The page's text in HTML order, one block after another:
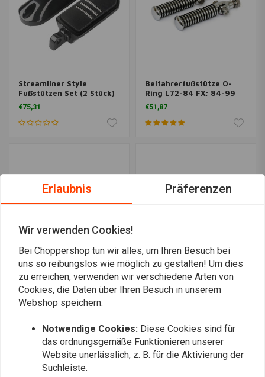
Streamliner Style
Fußstützen Set (2 Stück)
für Harley
€75,31
Beifahrerfußstütze O-
Ring L72-84 FX; 84-99
FXST; 57-80 XL; 82-94
FXR
€51,87
MCS
Beifahrerhalterung
Harley Dyna 06-17.
KÜRYAKYN
Dillinger Fußrasten Satin
Erlaubnis Präferenzen
Wir verwenden Cookies!
Bei Choppershop tun wir alles, um Ihren Besuch bei
uns so reibungslos wie möglich zu gestalten! Um dies
zu erreichen, verwenden wir verschiedene Arten von
Cookies, die Daten über Ihren Besuch in unserem
Webshop speichern.
Notwendige Cookies: Diese Cookies sind für
das ordnungsgemäße Funktionieren unserer
Website unerlässlich, z. B. für die Aktivierung der
Suchleiste.